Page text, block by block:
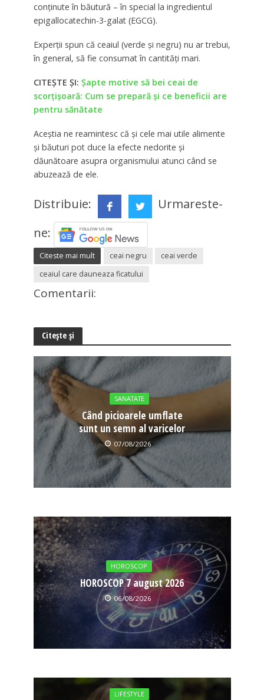
conținute în băutură – în special la ingredientul
epigallocatechin-3-galat (EGCG).
Experții spun că ceaiul (verde și negru) nu ar trebui,
în general, să fie consumat în cantități mari.
CITEȘTE ȘI: Şapte motive să bei ceai de
scorţişoară: Cum se prepară şi ce beneficii are
pentru sănătate
Aceștia ne reamintesc că și cele mai utile alimente
și băuturi pot duce la efecte nedorite și
dăunătoare asupra organismului atunci când se
abuzează de ele.
Distribuie:
Urmareste-
ne:
Citeste mai mult ceai negru
ceai verde
ceaiul care dauneaza ficatului
Comentarii:
Citește și
SANATATE
Când picioarele umflate
sunt un semn al varicelor
07/08/2026
HOROSCOP
HOROSCOP 7 august 2026
06/08/2026
LIFESTYLE